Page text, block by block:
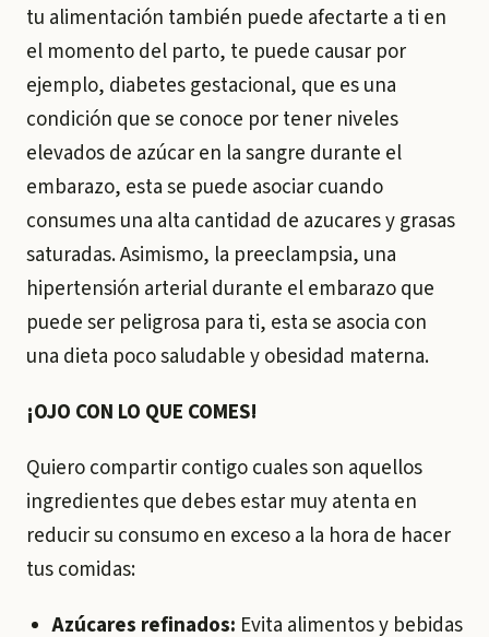
tu alimentación también puede afectarte a ti en
el momento del parto, te puede causar por
ejemplo, diabetes gestacional, que es una
condición que se conoce por tener niveles
elevados de azúcar en la sangre durante el
embarazo, esta se puede asociar cuando
consumes una alta cantidad de azucares y grasas
saturadas. Asimismo, la preeclampsia, una
hipertensión arterial durante el embarazo que
puede ser peligrosa para ti, esta se asocia con
una dieta poco saludable y obesidad materna.
¡OJO CON LO QUE COMES!
Quiero compartir contigo cuales son aquellos
ingredientes que debes estar muy atenta en
reducir su consumo en exceso a la hora de hacer
tus comidas:
Azúcares refinados: Evita alimentos y bebidas